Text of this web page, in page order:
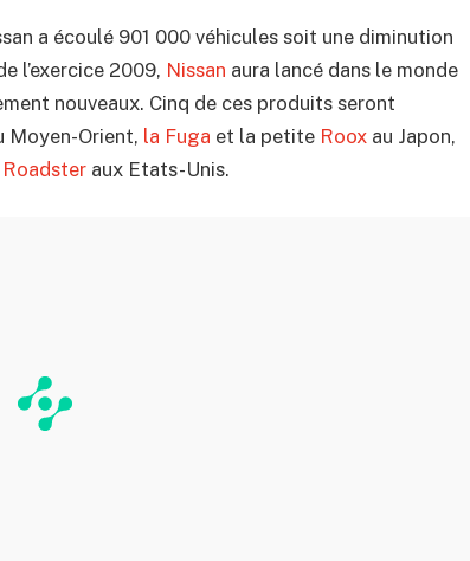
a écoulé 901 000 véhicules soit une diminution
l’exercice 2009, Nissan aura lancé dans le monde
nouveaux. Cinq de ces produits seront
Moyen-Orient, la Fuga et la petite Roox au Japon,
aux Etats-Unis.